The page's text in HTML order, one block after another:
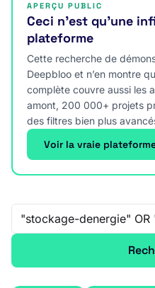
APERÇU PUBLIC
Ceci n’est qu’une
plateforme
Cette recherche de
Deepbloo et n’en montre
complète couvre aussi les
amont, 200 000+ projets
des filtres bien plus
Voir la vraie
Recherche libre